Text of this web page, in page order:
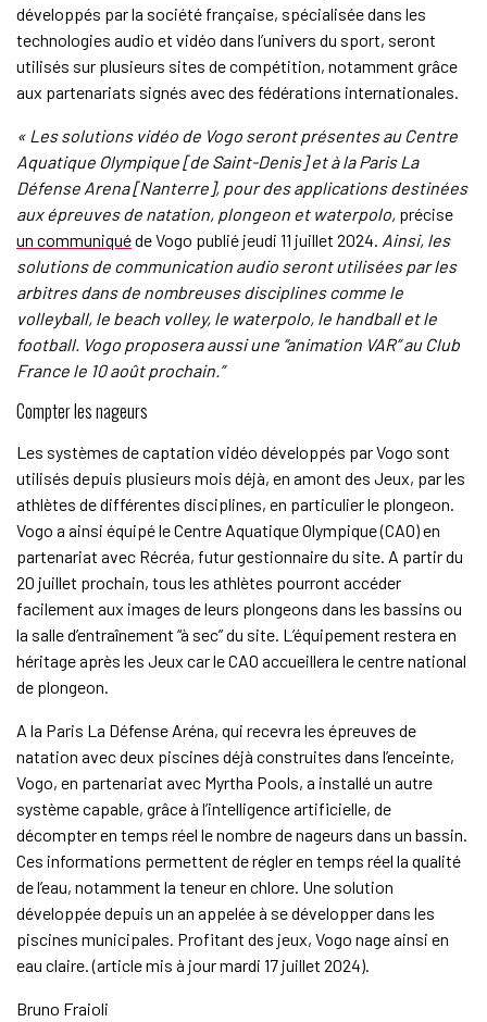
développés par la société française, spécialisée dans les
technologies audio et vidéo dans l’univers du sport, seront
utilisés sur plusieurs sites de compétition, notamment grâce
aux partenariats signés avec des fédérations internationales.
« Les solutions vidéo de Vogo seront présentes au Centre
Aquatique Olympique [de Saint-Denis] et à la Paris La
Défense Arena [Nanterre], pour des applications destinées
aux épreuves de natation, plongeon et waterpolo,précise
un communiquéde Vogo publié jeudi 11 juillet 2024. Ainsi, les
solutions de communication audio seront utilisées par les
arbitres dans de nombreuses disciplines comme le
volleyball, le beach volley, le waterpolo, le handball et le
football. Vogo proposera aussi une “animation VAR” au Club
France le 10 août prochain.”
Compter les nageurs
Les systèmes de captation vidéo développés par Vogo sont
utilisés depuis plusieurs mois déjà, en amont des Jeux, par les
athlètes de différentes disciplines, en particulier le plongeon.
Vogo a ainsi équipé le Centre Aquatique Olympique (CAO) en
partenariat avec Récréa, futur gestionnaire du site. A partir du
20 juillet prochain, tous les athlètes pourront accéder
facilement aux images de leurs plongeons dans les bassins ou
la salle d’entraînement “à sec” du site. L’équipement restera en
héritage après les Jeux car le CAO accueillera le centre national
de plongeon.
A la Paris La Défense Aréna, qui recevra les épreuves de
natation avec deux piscines déjà construites dans l’enceinte,
Vogo, en partenariat avec Myrtha Pools, a installé un autre
système capable, grâce à l’intelligence artificielle, de
décompter en temps réel le nombre de nageurs dans un bassin.
Ces informations permettent de régler en temps réel la qualité
de l’eau, notamment la teneur en chlore. Une solution
développée depuis un an appelée à se développer dans les
piscines municipales. Profitant des jeux, Vogo nage ainsi en
eau claire. (article mis à jour mardi 17 juillet 2024).
Bruno Fraioli